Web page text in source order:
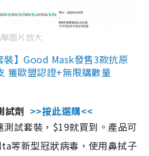
圖片放大
裝】Good Mask發售3款抗原
獲歐盟認證+無限購數量
試劑 >>按此選購<<
試套裝，$19就買到。產品可
等新型冠狀病毒，使用鼻拭子